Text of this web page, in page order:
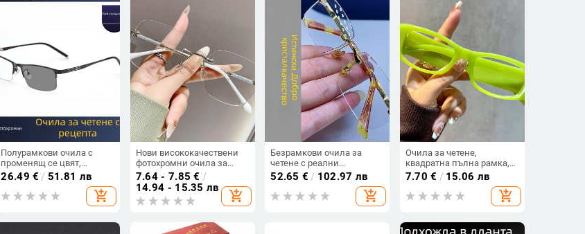
Полурамкови очила с
променящ се цвят,
метална рамка, лещи от
смола за късогледство и
пресбиопия, двойна
употреба като слънчеви
26.49 € / 51.81 лв
add_shopping_cart
Нови висококачествени
фотохромни очила за
миопия без рамки, с
защита от синя светлина
и радиация, дизайн със
звездно небе
7.64 - 7.85 € /
14.94 - 15.35 лв
add_shopping_cart
Безрамкови очила за
четене с реални
кристални камъни,
квадратен дизайн, за
възрастни
52.65 € / 102.97 лв
add_shopping_cart
Очила за четене,
квадратна пълна рамка,
PC рамка и PC лещи, анти-
синя светлина, висока
дефиниция (лято 2025)
7.70 € / 15.06 лв
add_shopping_cart